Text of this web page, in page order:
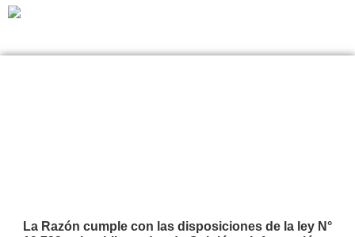
La Razón cumple con las disposiciones de la ley N°